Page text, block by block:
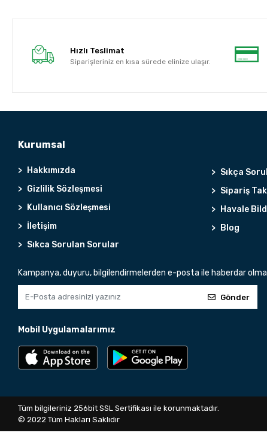
Hızlı Teslimat
Siparişleriniz en kısa sürede elinize ulaşır.
Kurumsal
Hakkımızda
Gizlilik Sözleşmesi
Kullanıcı Sözleşmesi
İletişim
Sıkca Sorulan Sorular
Sıkça
Sipariş
Havale
Blog
Kampanya, duyuru, bilgilendirmelerden e-posta ile haberdar
Gönder
Mobil Uygulamalarımız
Tüm bilgileriniz 256bit SSL Sertifikası ile korunmaktadır.
© 2022Tüm Hakları Saklıdır